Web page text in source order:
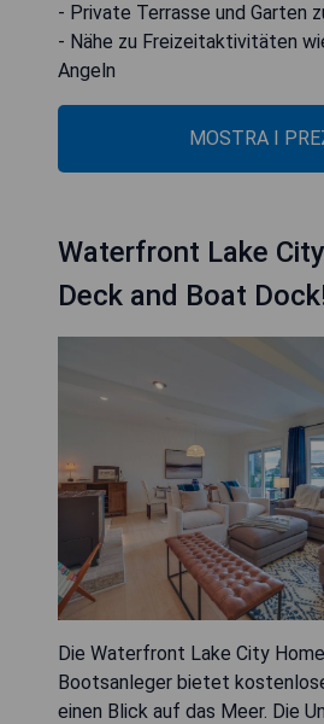
- Private Terrasse und Garten
- Nähe zu Freizeitaktivitäten
Angeln
MOSTRA I
Waterfront Lake
Deck and Boat
Die Waterfront Lake City
Bootsanleger bietet
einen Blick auf das Meer. Die